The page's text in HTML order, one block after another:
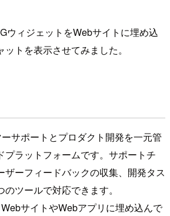
ウィジェットをWebサイトに埋め込
トを表示させてみました。
サポートとプロダクト開発を一元管
プラットフォームです。サポートチ
ザーフィードバックの収集、開発タス
ツールで対応できます。
サイトやWebアプリに埋め込んで